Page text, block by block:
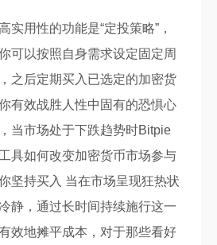
实用性的功能是“定投策略”，
可以按照自身需求设定固定周
之后定期买入已选定的加密货
有效战胜人性中固有的恐惧心
当市场处于下跌趋势时Bitpie
具如何改变加密货币市场参与
坚持买入 当在市场呈现狂热状
静，通过长时间持续施行这一
效地摊平成本，对于那些看好